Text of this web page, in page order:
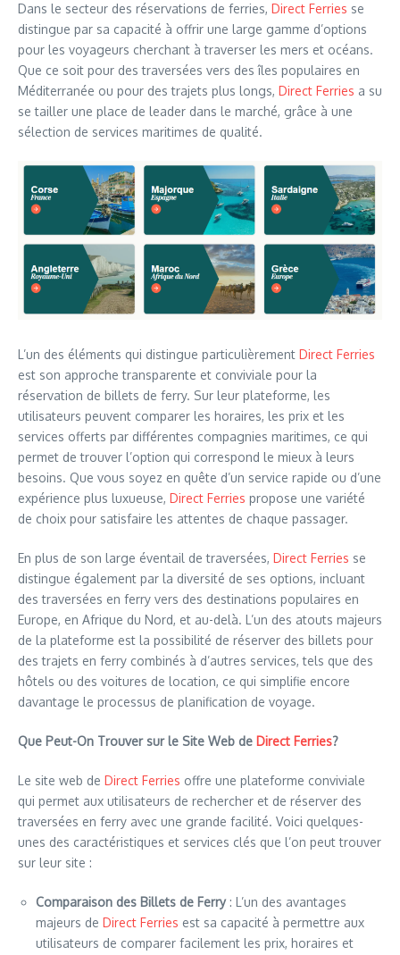
Dans le secteur des réservations de ferries, Direct Ferries se
distingue par sa capacité à offrir une large gamme d’options
pour les voyageurs cherchant à traverser les mers et océans.
Que ce soit pour des traversées vers des îles populaires en
Méditerranée ou pour des trajets plus longs, Direct Ferries a su
se tailler une place de leader dans le marché, grâce à une
sélection de services maritimes de qualité.
L’un des éléments qui distingue particulièrement Direct Ferries
est son approche transparente et conviviale pour la
réservation de billets de ferry. Sur leur plateforme, les
utilisateurs peuvent comparer les horaires, les prix et les
services offerts par différentes compagnies maritimes, ce qui
permet de trouver l’option qui correspond le mieux à leurs
besoins. Que vous soyez en quête d’un service rapide ou d’une
expérience plus luxueuse, Direct Ferries propose une variété
de choix pour satisfaire les attentes de chaque passager.
En plus de son large éventail de traversées, Direct Ferries se
distingue également par la diversité de ses options, incluant
des traversées en ferry vers des destinations populaires en
Europe, en Afrique du Nord, et au-delà. L’un des atouts majeurs
de la plateforme est la possibilité de réserver des billets pour
des trajets en ferry combinés à d’autres services, tels que des
hôtels ou des voitures de location, ce qui simplifie encore
davantage le processus de planification de voyage.
Que Peut-On Trouver sur le Site Web de Direct Ferries?
Le site web de Direct Ferries offre une plateforme conviviale
qui permet aux utilisateurs de rechercher et de réserver des
traversées en ferry avec une grande facilité. Voici quelques-
unes des caractéristiques et services clés que l’on peut trouver
sur leur site :
Comparaison des Billets de Ferry: L’un des avantages
majeurs de Direct Ferries est sa capacité à permettre aux
utilisateurs de comparer facilement les prix, horaires et